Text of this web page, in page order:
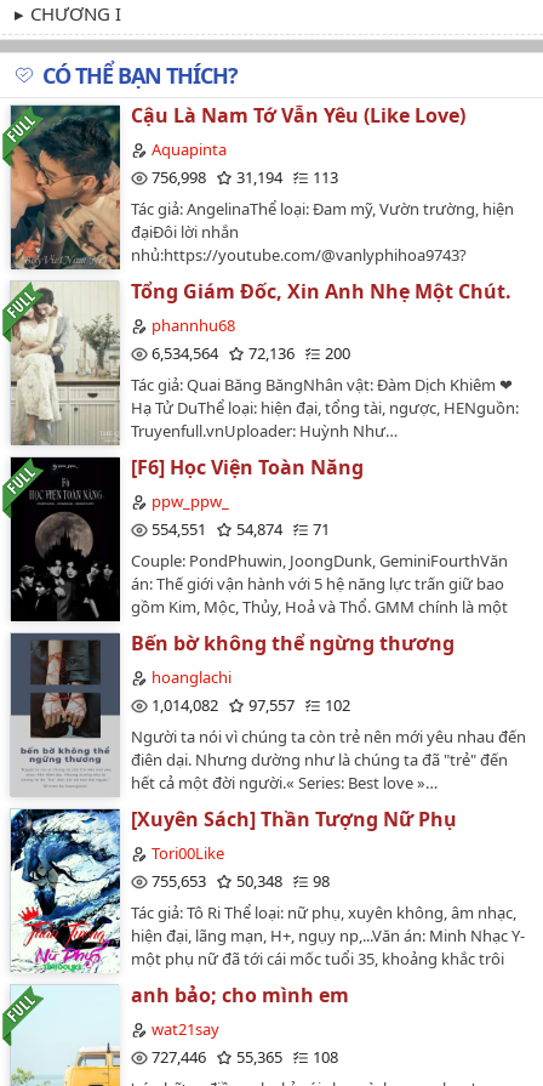
CHƯƠNG I
CÓ THỂ BẠN THÍCH?
Cậu Là Nam Tớ Vẫn Yêu (Like Love)
Aquapinta
756,998
31,194
113
Tác giả: AngelinaThể loại: Đam mỹ, Vườn trường, hiện
đạiĐôi lời nhắn
nhủ:https://youtube.com/@vanlyphihoa9743?
si=YkeFehyYZTHLhrEyBạn nào rảnh thì ghé thăm kênh
Youtube của mình nha ^_^Tôi thích truyện này! Thích
từ cái tên.Tôi chưa từng biết đến tác phẩm này tồn tại
cho đến khi tình cờ xem phim "Like love". Ban đầu tôi
nặng nề áp lực từ xã hội như rất nhiều phim về lgtb
nổi tiếng khác. Rồi tôi đọc được một comment nói đây
là phim chuyển thể từ tiểu thuyết đam mỹ. Và cái tên
của tiểu thuyết này khiến tôi không thể nào thờ ơ
được.Chỉ một câu ngắn ngủi lại khiến cho tâm tình run
rẩy. Bởi tôi chợt nhận ra bản thân vẫn luôn ao ước có ai
đó sẽ nói câu ấy với mình. Tất nhiên chỉ là trong suy
nghĩ mà thôi. Bởi vì tôi không có sự can đảm của Mạch
Đinh cũng không tin tưởng ngoài đời sẽ tồn tại người
như An Tử Yến.Nhưng mà có sao đâu. Con người vốn
tồn tại trong hai thế giới là "hiện thực" và "mộng ảo".
"Hiện thực" là nơi chúng ta giãy giụa sinh tồn. "Mộng
ảo" là nơi chúng ta tìm kiếm niềm vui. Cho nên tôi rất
mãn nguyện khi đọc tác phẩm này.…
Tổng Giám Đốc, Xin Anh Nhẹ Một Chút.
phannhu68
6,534,564
72,136
200
Tác giả: Quai Băng BăngNhân vật: Đàm Dịch Khiêm ❤
Hạ Tử DuThể loại: hiện đại, tổng tài, ngược, HENguồn:
Truyenfull.vnUploader: Huỳnh Như…
[F6] Học Viện Toàn Năng
ppw_ppw_
554,551
54,874
71
Couple: PondPhuwin, JoongDunk, GeminiFourthVăn
án: Thế giới vận hành với 5 hệ năng lực trấn giữ bao
gồm Kim, Mộc, Thủy, Hoả và Thổ. GMM chính là một
học viện đào tạo những học viên có năng lực này.
Fourth Nattawat, một học viên bí ẩn vừa chuyển đến
trường đã trở nên cực kì nổi tiếng vì dám đụng độ với
một người con gái được cho là nữ thần của trường.
mà lao vào gây hấn với đám người kia gây nên một
trận hỗn loạn. Gemini Norawit hắn ta là người nắm giữ
trật tự của trường, lần này hắn sẽ trừng phạt bọn họ
như thế nào đây...…
Bến bờ không thể ngừng thương
hoanglachi
1,014,082
97,557
102
Người ta nói vì chúng ta còn trẻ nên mới yêu nhau đến
điên dại. Nhưng dường như là chúng ta đã "trẻ" đến
hết cả một đời người.« Series: Best love »…
[Xuyên Sách] Thần Tượng Nữ Phụ
Tori00Like
755,653
50,348
98
Tác giả: Tô Ri Thể loại: nữ phụ, xuyên không, âm nhạc,
hiện đại, lãng mạn, H+, ngụy np,...Văn án: Minh Nhạc Y-
một phụ nữ đã tới cái mốc tuổi 35, khoảng khắc trôi
qua tuổi trẻ nhiệt huyết, chỉ còn lại nuối tiếc và ân hận.
Ước mơ trở thành thần tượng chỉ còn là một giấc
mộng mơ hồ, không thể nào thực hiện được. Cô
buông xuôi tất cả hoài bão mà sống một cuộc đời bình
anh bảo; cho mình em
wat21say
727,446
55,365
108